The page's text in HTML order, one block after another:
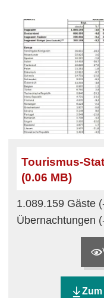
Tourismus-
(0.06 MB)
1.089.159 Gäste
Übernachtungen